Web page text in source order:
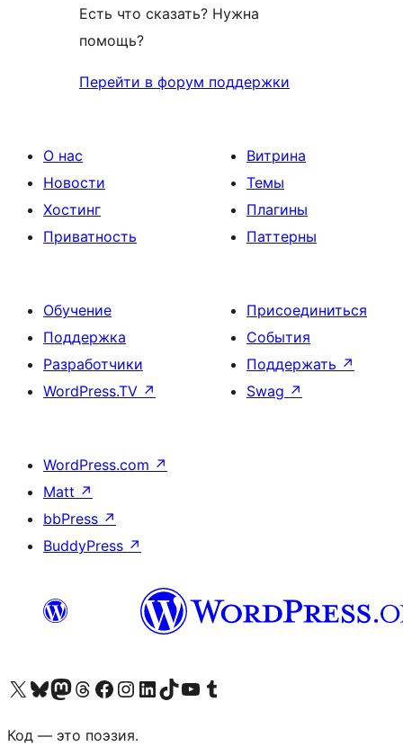
Есть что сказать? Нужна
помощь?
Перейти в форум поддержки
О нас
Новости
Хостинг
Приватность
Витрина
Темы
Плагины
Паттерны
Обучение
Поддержка
Разработчики
WordPress.TV ↗
Присоединиться
События
Поддержать ↗
Swag ↗
WordPress.com ↗
Matt ↗
bbPress ↗
BuddyPress ↗
Посетите нас в X (ранее Twitter)
Посетите нашу учётную запись в Bluesky
Посетите нашу ленту в Mastodon
Посетите нашу учётную запись в Threads
Посетите нашу страницу на Facebook
Посетите наш Instagram
Посетите нашу страницу в LinkedIn
Посетите нашу учётную запись в TikTok
Посетите наш канал YouTube
Посетите нашу учётную запись в Tumblr
Код — это поэзия.